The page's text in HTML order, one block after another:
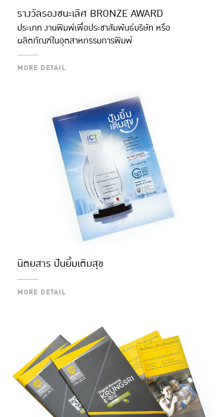
รางวัลรองชนะเลิศ BRONZE AWARD
ประเภท งานพิมพ์เพื่อประชาสัมพันธ์บริษัท หรือ
ผลิตภัณฑ์ในอุตสาหกรรมการพิมพ์
MORE DETAIL
MORE DETAIL
นิตยสาร ปันยิ้มเติมสุข
MORE DETAIL
MORE DETAIL